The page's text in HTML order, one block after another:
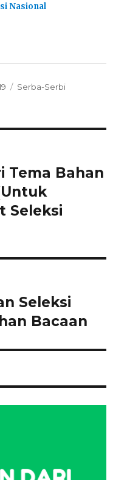
Nasional
Categories
Serba-Serbi
Tema Bahan
Seleksi
Seleksi
Bacaan